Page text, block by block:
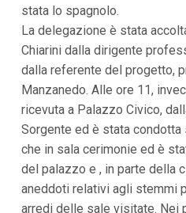
l
M
e
ù
P
i
n
i
p
l
e
stata lo spagnolo.
La delegazione è stata
Chiarini dalla dirigente
dalla referente del progetto,
Manzanedo. Alle ore 11,
ricevuta a Palazzo Civico,
Sorgente ed è stata
che in sala cerimonie ed è
del palazzo e , in parte della
aneddoti relativi agli stemmi
arredi delle sale visitate. Nei